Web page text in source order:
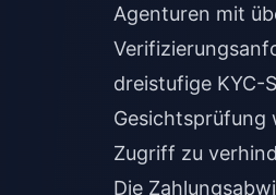
Agenturen mit
dreistufige KYC-
Gesichtsprüfung
Zugriff zu
Die